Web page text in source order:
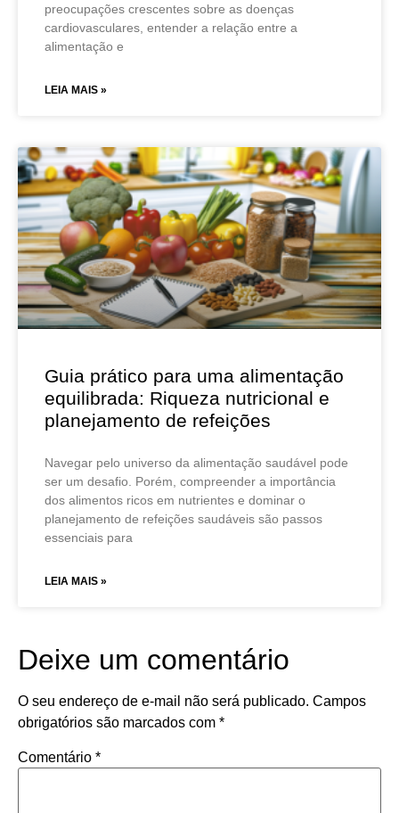
preocupações crescentes sobre as doenças
cardiovasculares, entender a relação entre a
alimentação e
LEIA MAIS »
Guia prático para uma alimentação
equilibrada: Riqueza nutricional e
planejamento de refeições
Navegar pelo universo da alimentação saudável pode
ser um desafio. Porém, compreender a importância
dos alimentos ricos em nutrientes e dominar o
planejamento de refeições saudáveis são passos
essenciais para
LEIA MAIS »
Deixe um comentário
O seu endereço de e-mail não será publicado. Campos
obrigatórios são marcados com *
Comentário *